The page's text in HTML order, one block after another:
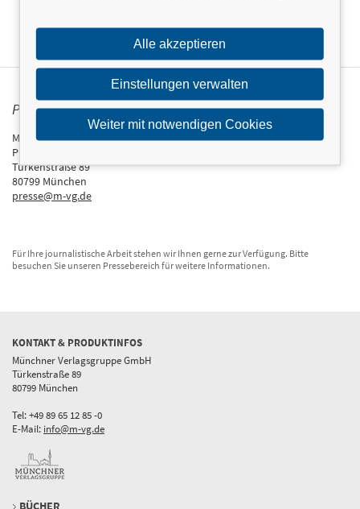
PRESSEKONTAKT
Münchner Verlagsgruppe GmbH
Presseabteilung
Türkenstraße 89
80799 München
presse@m-vg.de
Für Ihre journalistische Arbeit stehen wir Ihnen gerne zur Verfügung. Bitte
besuchen Sie unseren Pressebereich für weitere Informationen.
KONTAKT & PRODUKTINFOS
Münchner Verlagsgruppe GmbH
Türkenstraße 89
80799 München
Tel: +49 89 65 12 85 -0
E-Mail: info@m-vg.de
BÜCHER
Alle akzeptieren
Einstellungen verwalten
Weiter mit notwendigen Cookies